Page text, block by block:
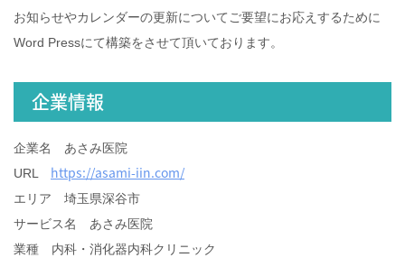
お知らせやカレンダーの更新についてご要望にお応えするために
Word Pressにて構築をさせて頂いております。
企業情報
企業名 あさみ医院
URL https://asami-iin.com/
エリア 埼玉県深谷市
サービス名 あさみ医院
業種 内科・消化器内科クリニック